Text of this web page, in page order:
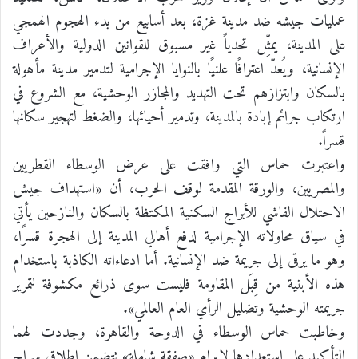
عمليات جيشه ضد مدينة غزة، بعد أسابيع من بدء الهجوم الهمجي
على المدينة، يمثِّل تحدياً غير مسبوق للقوانين الدولية والأعراف
الإنسانية، ويُعدّ اعترافًا علنيًا بالنوايا الإجرامية لتدمير مدينة مأهولة
بالسكان وابتزازهم تحت التهديد والمجازر الوحشية، مع الشروع في
ارتكاب جرائم إبادة بالمدينة، وتدمير أحيائها، والضغط لتهجير سكانها
قسراً.
واعتبرت حماس التي وافقت على عرض الوسطاء القطريين
والمصريين، والورقة المقدمة لوقف الحرب، أن «استهداف جيش
الاحتلال الفاشي للأبراج السكنية المكتظة بالسكان والنازحين يأتي
في سياق محاولاته الإجرامية لدفع أهالي المدينة إلى الهجرة قسرًا،
وهو ما يرقى إلى جريمة ضد الإنسانية. أما ادعاءاته الكاذبة باستخدام
هذه الأبنية من قِبَل المقاومة فليست سوى ذرائع مكشوفة لتمرير
جريمته الوحشية وتضليل الرأي العام العالمي».
وخاطبت حماس الوسطاء في الدوحة والقاهرة، وجددت لهما